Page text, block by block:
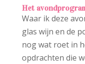
Het
Waar ik deze
glas wijn en de
nog wat roet in
opdrachten die